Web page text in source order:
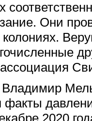
Они
Владимир
2020